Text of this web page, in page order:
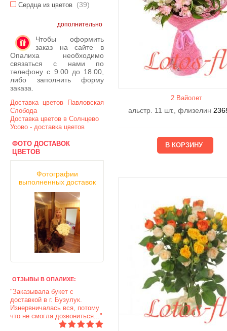
Сердца из цветов (39)
дополнительно
Чтобы оформить
заказ на сайте в
Опалиха необходимо
связаться с нами по
телефону с 9.00 до 18.00,
либо заполнить форму
заказа.
Доставка цветов Павловская
Слобода
Доставка цветов в Солнцево
Усово - доставка цветов
ФОТО ДОСТАВОК
ЦВЕТОВ
Фотографии
выполненных доставок
ОТЗЫВЫ В ОПАЛИХЕ:
"Заказывала букет с
доставкой в г. Бузулук.
Изнервничалась вся, потому
что не смогла дозвониться..."
2 Вайолет
альстр. 11 шт., флизелин